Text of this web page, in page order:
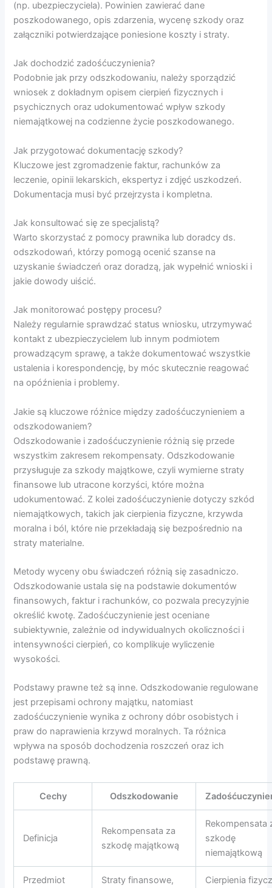
(np. ubezpieczyciela). Powinien zawierać dane
poszkodowanego, opis zdarzenia, wycenę szkody oraz
załączniki potwierdzające poniesione koszty i straty.
Jak dochodzić zadośćuczynienia?
Podobnie jak przy odszkodowaniu, należy sporządzić
wniosek z dokładnym opisem cierpień fizycznych i
psychicznych oraz udokumentować wpływ szkody
niemajątkowej na codzienne życie poszkodowanego.
Jak przygotować dokumentację szkody?
Kluczowe jest zgromadzenie faktur, rachunków za
leczenie, opinii lekarskich, ekspertyz i zdjęć uszkodzeń.
Dokumentacja musi być przejrzysta i kompletna.
Jak konsultować się ze specjalistą?
Warto skorzystać z pomocy prawnika lub doradcy ds.
odszkodowań, którzy pomogą ocenić szanse na
uzyskanie świadczeń oraz doradzą, jak wypełnić wnioski i
jakie dowody uiścić.
Jak monitorować postępy procesu?
Należy regularnie sprawdzać status wniosku, utrzymywać
kontakt z ubezpieczycielem lub innym podmiotem
prowadzącym sprawę, a także dokumentować wszystkie
ustalenia i korespondencję, by móc skutecznie reagować
na opóźnienia i problemy.
Jakie są kluczowe różnice między zadośćuczynieniem a
odszkodowaniem?
Odszkodowanie i zadośćuczynienie różnią się przede
wszystkim zakresem rekompensaty. Odszkodowanie
przysługuje za szkody majątkowe, czyli wymierne straty
finansowe lub utracone korzyści, które można
udokumentować. Z kolei zadośćuczynienie dotyczy szkód
niemajątkowych, takich jak cierpienia fizyczne, krzywda
moralna i ból, które nie przekładają się bezpośrednio na
straty materialne.
Metody wyceny obu świadczeń różnią się zasadniczo.
Odszkodowanie ustala się na podstawie dokumentów
finansowych, faktur i rachunków, co pozwala precyzyjnie
określić kwotę. Zadośćuczynienie jest oceniane
subiektywnie, zależnie od indywidualnych okoliczności i
intensywności cierpień, co komplikuje wyliczenie
wysokości.
Podstawy prawne też są inne. Odszkodowanie regulowane
jest przepisami ochrony majątku, natomiast
zadośćuczynienie wynika z ochrony dóbr osobistych i
praw do naprawienia krzywd moralnych. Ta różnica
wpływa na sposób dochodzenia roszczeń oraz ich
podstawę prawną.
Cechy Odszkodowanie
Definicja
Rekompensata za
szkodę majątkową
Rekompensata
szkodę
niemajątkową
Przedmiot
Straty finansowe,
Cierpienia